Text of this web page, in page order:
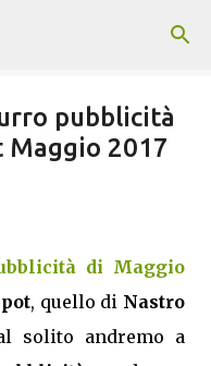
pubblicità
Maggio 2017
di Maggio
, quello di Nastro
solito andremo a